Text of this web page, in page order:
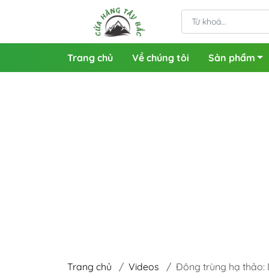
Trang chủ Về chúng tôi Sản phẩm
Trang chủ / Videos / Đông trùng hạ thảo: